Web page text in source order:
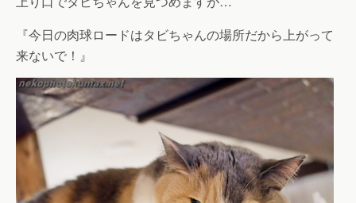
『今日の肉球ロードはタビちゃんの場所だから上がって
来ないで！』